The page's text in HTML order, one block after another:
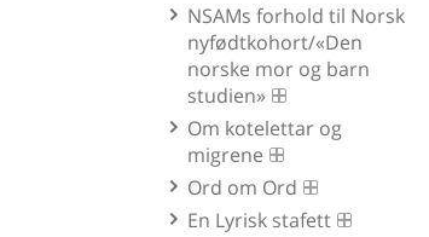
NSAMs forhold til Norsk
nyfødtkohort/«Den
norske mor og barn
studien»
Om kotelettar og
migrene
Ord om Ord
En Lyrisk stafett